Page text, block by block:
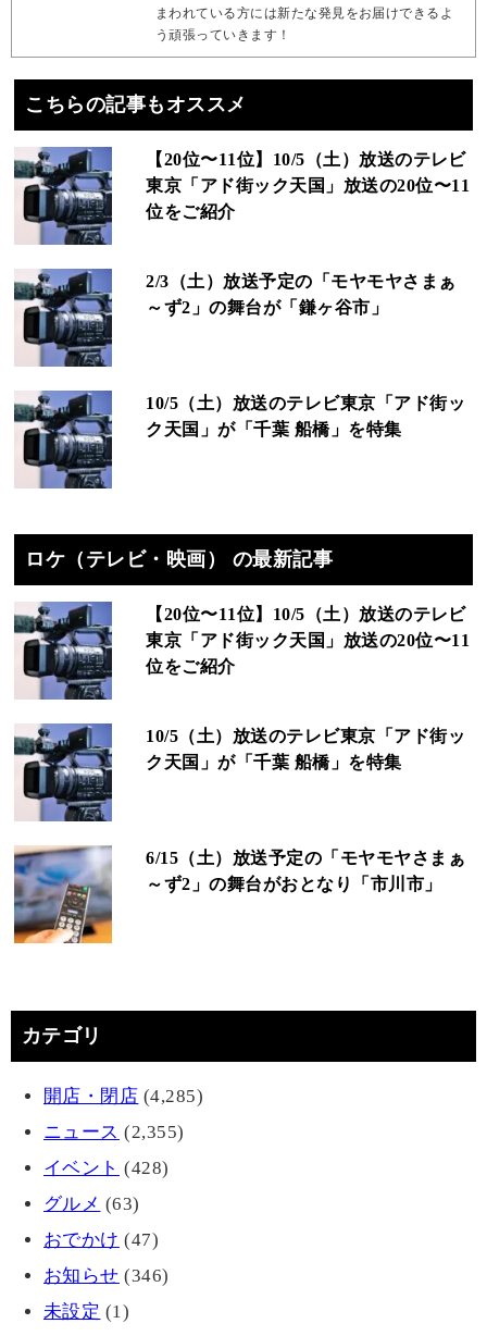
まわれている方には新たな発見をお届けできるよ
う頑張っていきます！
こちらの記事もオススメ
【20位〜11位】10/5（土）放送のテレビ
東京「アド街ック天国」放送の20位〜11
位をご紹介
2/3（土）放送予定の「モヤモヤさまぁ
～ず2」の舞台が「鎌ヶ谷市」
10/5（土）放送のテレビ東京「アド街ッ
ク天国」が「千葉 船橋」を特集
ロケ（テレビ・映画） の最新記事
【20位〜11位】10/5（土）放送のテレビ
東京「アド街ック天国」放送の20位〜11
位をご紹介
10/5（土）放送のテレビ東京「アド街ッ
ク天国」が「千葉 船橋」を特集
6/15（土）放送予定の「モヤモヤさまぁ
～ず2」の舞台がおとなり「市川市」
カテゴリ
開店・閉店 (4,285)
ニュース (2,355)
イベント (428)
グルメ (63)
おでかけ (47)
お知らせ (346)
未設定 (1)